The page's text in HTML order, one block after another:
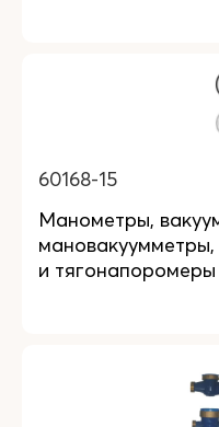
60168-15
Манометры,
и